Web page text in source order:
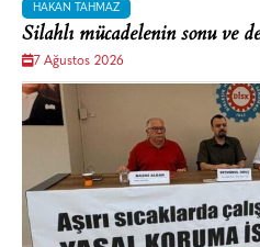
HAKAN TAHMAZ
Silahlı mücadelenin sonu ve
7 Ağustos 2026